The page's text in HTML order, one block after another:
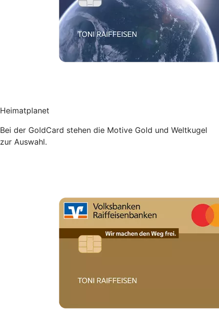
Heimatplanet
Bei der GoldCard stehen die Motive Gold und Weltkugel
zur Auswahl.